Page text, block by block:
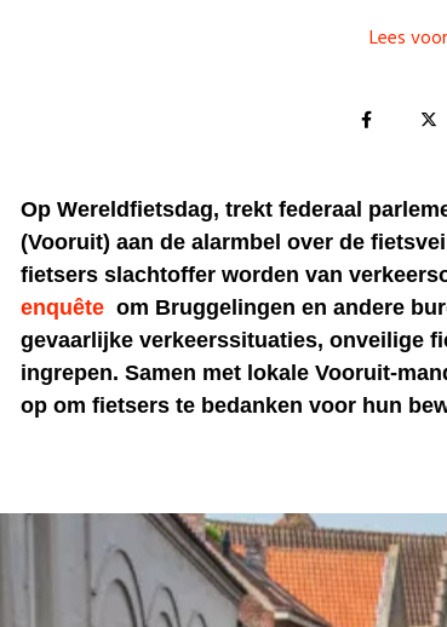
Lees voor
Op Wereldfietsdag, trekt federaal
(Vooruit) aan de alarmbel over de
fietsers slachtoffer worden van
enquête om Bruggelingen en andere
gevaarlijke verkeerssituaties, onveilige
ingrepen. Samen met lokale Vooruit-
op om fietsers te bedanken voor hun